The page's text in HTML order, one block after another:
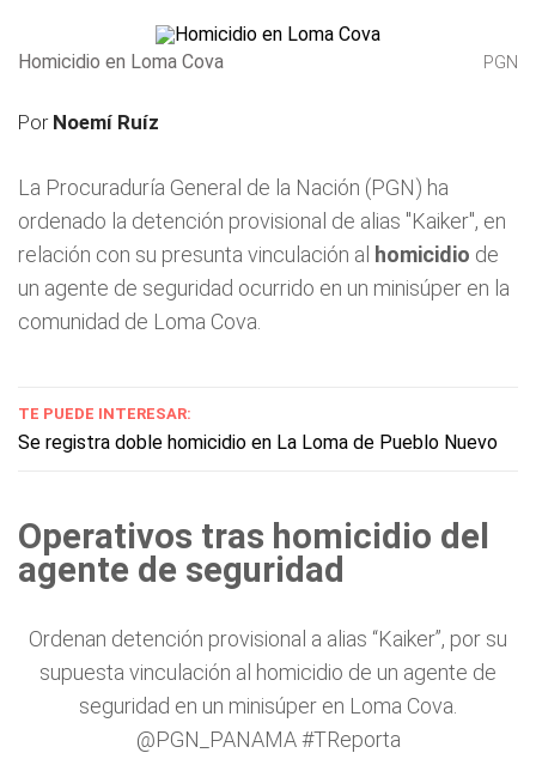
Homicidio en Loma Cova PGN
Por Noemí Ruíz
La Procuraduría General de la Nación (PGN) ha
ordenado la detención provisional de alias "Kaiker", en
relación con su presunta vinculación al homicidio de
un agente de seguridad ocurrido en un minisúper en la
comunidad de Loma Cova.
TE PUEDE INTERESAR:
Se registra doble homicidio en La Loma de Pueblo Nuevo
Operativos tras homicidio del
agente de seguridad
Ordenan detención provisional a alias “Kaiker”, por su
supuesta vinculación al homicidio de un agente de
seguridad en un minisúper en Loma Cova.
@PGN_PANAMA #TReporta